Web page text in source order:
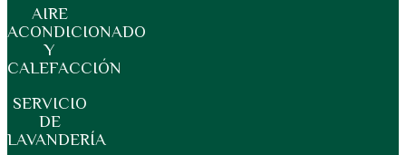
AIRE
ACONDICIONADO
Y
CALEFACCIÓN
SERVICIO
DE
LAVANDERÍA